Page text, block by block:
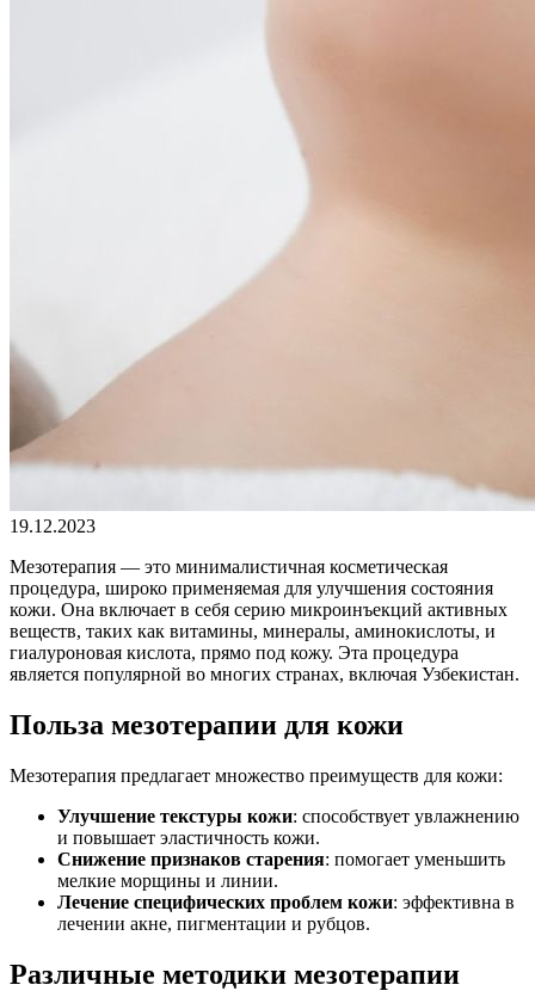
19.12.2023
Мезотерапия — это минималистичная косметическая
процедура, широко применяемая для улучшения состояния
кожи. Она включает в себя серию микроинъекций активных
веществ, таких как витамины, минералы, аминокислоты, и
гиалуроновая кислота, прямо под кожу. Эта процедура
является популярной во многих странах, включая Узбекистан.
Польза мезотерапии для кожи
Мезотерапия предлагает множество преимуществ для кожи:
Улучшение текстуры кожи: способствует увлажнению
и повышает эластичность кожи.
Снижение признаков старения: помогает уменьшить
мелкие морщины и линии.
Лечение специфических проблем кожи: эффективна в
лечении акне, пигментации и рубцов.
Различные методики мезотерапии